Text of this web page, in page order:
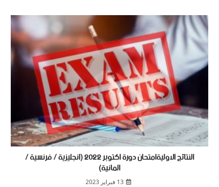
النتائج الاوليةامتحان دورة اكتوبر 2022 (انجليزية / فرنسية /
المانية)
13 فبراير 2023